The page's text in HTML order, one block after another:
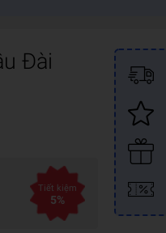
Đài
Tiết kiệm
5%